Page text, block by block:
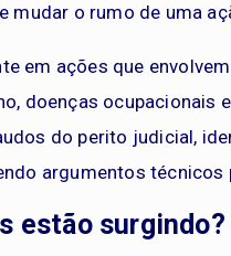
o rumo de uma
em ações que
doenças ocupacionais
do perito judicial,
argumentos
estão surgindo?